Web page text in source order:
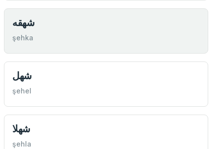
شهقه
şehka
شهل
şehel
شهلا
şehla